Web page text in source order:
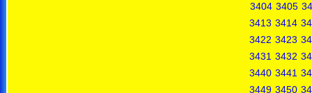
3404 3405
3413 3414
3422 3423
3431 3432
3440 3441
3449 3450